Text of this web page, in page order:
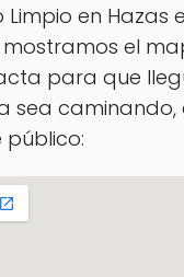
Limpio en Hazas
mostramos el
para que
sea caminando,